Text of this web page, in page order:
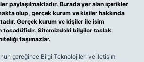
paylaşılmaktadır. Burada yer alan içerikler
olup, gerçek kurum ve kişiler hakkında
Gerçek kurum ve kişiler ile isim
tesadüfidir. Sitemizdeki bilgiler taslak
taşımazlar.
gereğince Bilgi Teknolojileri ve İletişim